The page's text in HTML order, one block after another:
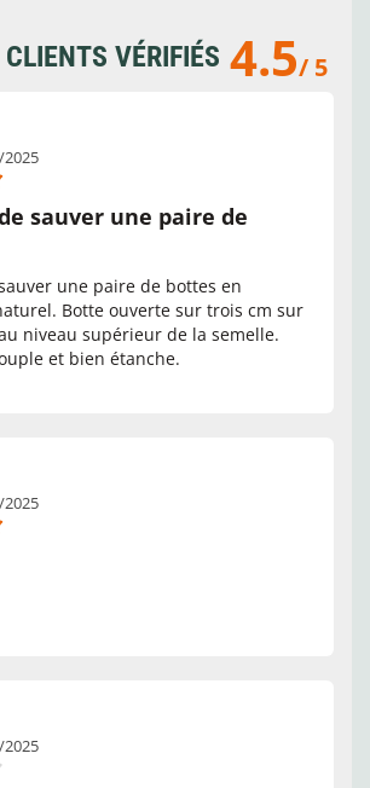
VÉRIFIÉS 4.5/ 5
sauver une paire de
une paire de bottes en
Botte ouverte sur trois cm sur
niveau supérieur de la semelle.
et bien étanche.